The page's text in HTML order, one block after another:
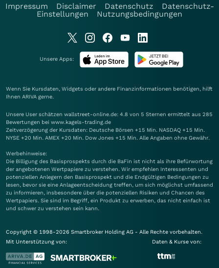
Impressum
Disclaimer Datenschutz
Datenschutz-
Einstellungen
Nutzungsbedingungen
Unsere Apps:
Wenn Sie Kursdaten, Widgets oder andere Finanzinformationen benötigen, hilft
Ihnen ARIVA gerne.
Unsere User schätzen wallstreet-online.de: 4.8 von 5 Sternen ermittelt aus 285
Bewertungen bei www.kagels-trading.de
Zeitverzögerung der Kursdaten: Deutsche Börsen +15 Min. NASDAQ +15 Min.
NYSE +20 Min. AMEX +20 Min. Dow Jones +15 Min. Alle Angaben ohne Gewähr.
Werbehinweise:
Die Billigung des Basisprospekts durch die BaFin ist nicht als ihre Befürwortung
der angebotenen Wertpapiere zu verstehen. Wir empfehlen Interessenten und
potenziellen Anlegern den Basisprospekt und die Endgültigen Bedingungen zu
lesen, bevor sie eine Anlageentscheidung treffen, um sich möglichst umfassend
zu informieren, insbesondere über die potenziellen Risiken und Chancen des
Wertpapiers. Sie sind im Begriff, ein Produkt zu erwerben, das nicht einfach ist
und schwer zu verstehen sein kann.
Copyright © 1998-2026 Smartbroker Holding AG - Alle Rechte vorbehalten.
Mit Unterstützung von:
Daten & Kurse von: